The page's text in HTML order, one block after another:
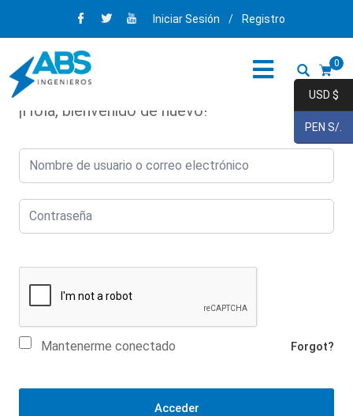
Iniciar Sesión / Registro
0
¡Hola, bienvenido de nuevo!
Mantenerme conectado Forgot?
Acceder
USD $
PEN S/.